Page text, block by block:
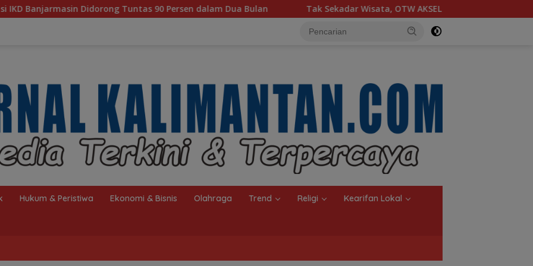
Tuntas 90 Persen dalam Dua Bulan Tak Sekadar Wisata, OTW AKSEL Ajak Masyarakat Dukung Produk Lokal
Hukum & Peristiwa Ekonomi & Bisnis Olahraga Trend Religi Kearifan Lokal